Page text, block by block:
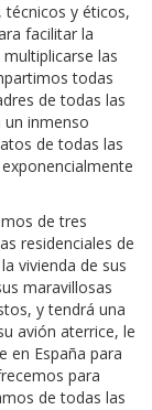
y éticos,
facilitar la
las
todas
de todas las
un inmenso
de todas las
de tres
residenciales de
vivienda de sus
maravillosas
y tendrá una
avión aterrice, le
en España para
para
de todas las